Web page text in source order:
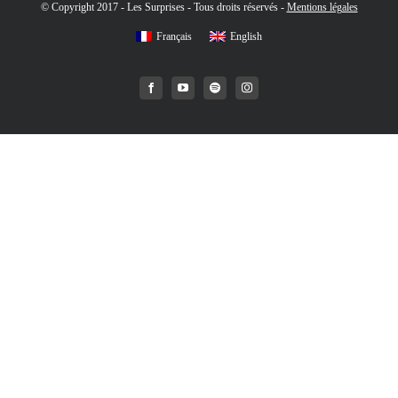
© Copyright 2017 - Les Surprises - Tous droits réservés - Mentions légales
Français English
FacebookYouTubeSpotifyInstagram